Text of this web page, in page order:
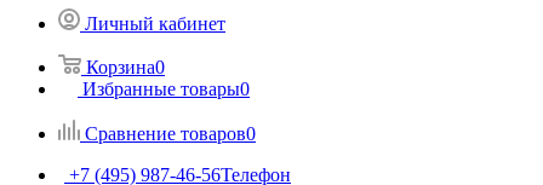
Личный кабинет
Корзина0
Избранные товары0
Сравнение товаров0
+7 (495) 987-46-56Телефон